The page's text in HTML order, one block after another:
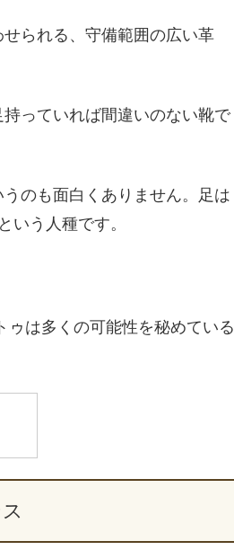
られる、守備範囲の広い革
持っていれば間違いのない靴で
のも面白くありません。足は
いう人種です。
は多くの可能性を秘めている